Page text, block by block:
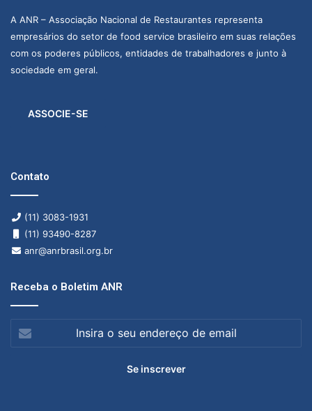
A ANR – Associação Nacional de Restaurantes representa
empresários do setor de food service brasileiro em suas relações
com os poderes públicos, entidades de trabalhadores e junto à
sociedade em geral.
ASSOCIE-SE
Contato
(11) 3083-1931
(11) 93490-8287
anr@anrbrasil.org.br
Receba o Boletim ANR